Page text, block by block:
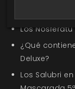
Nuevo título
Los
¿Qué
Deluxe?
Los Salubri